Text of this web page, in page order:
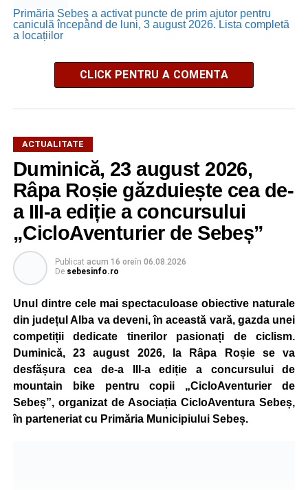
Primăria Sebeș a activat puncte de prim ajutor pentru
caniculă începând de luni, 3 august 2026. Lista completă
a locațiilor
CLICK PENTRU A COMENTA
ACTUALITATE
Duminică, 23 august 2026,
Râpa Roșie găzduiește cea de-
a III-a ediție a concursului
„CicloAventurier de Sebeș”
Publicat acum 16 oreîn 06.08.2026
De sebesinfo.ro
Unul dintre cele mai spectaculoase obiective naturale
din județul Alba va deveni, în această vară, gazda unei
competiții dedicate tinerilor pasionați de ciclism.
Duminică, 23 august 2026, la Râpa Roșie se va
desfășura cea de-a III-a ediție a concursului de
mountain bike pentru copii „CicloAventurier de
Sebeș”, organizat de Asociația CicloAventura Sebeș,
în parteneriat cu Primăria Municipiului Sebeș.